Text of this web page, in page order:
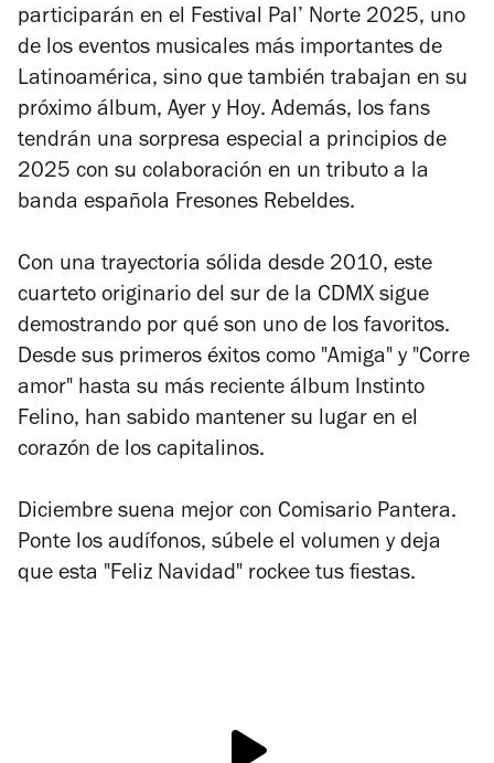
participarán en el Festival Pal’ Norte 2025, uno
de los eventos musicales más importantes de
Latinoamérica, sino que también trabajan en su
próximo álbum, Ayer y Hoy. Además, los fans
tendrán una sorpresa especial a principios de
2025 con su colaboración en un tributo a la
banda española Fresones Rebeldes.
Con una trayectoria sólida desde 2010, este
cuarteto originario del sur de la CDMX sigue
demostrando por qué son uno de los favoritos.
Desde sus primeros éxitos como "Amiga" y "Corre
amor" hasta su más reciente álbum Instinto
Felino, han sabido mantener su lugar en el
corazón de los capitalinos.
Diciembre suena mejor con Comisario Pantera.
Ponte los audífonos, súbele el volumen y deja
que esta "Feliz Navidad" rockee tus fiestas.